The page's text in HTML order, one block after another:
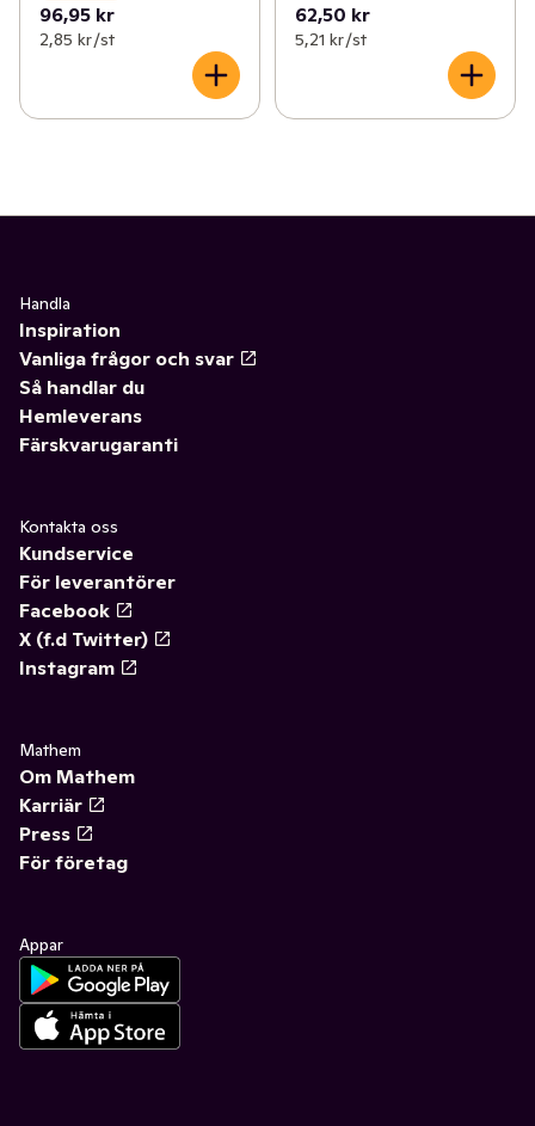
96,95 kr
2,85 kr /st
62,50 kr
5,21 kr /st
Handla
Inspiration
Vanliga frågor och svar
Så handlar du
Hemleverans
Färskvarugaranti
Kontakta oss
Kundservice
För leverantörer
Facebook
X (f.d Twitter)
Instagram
Mathem
Om Mathem
Karriär
Press
För företag
Appar